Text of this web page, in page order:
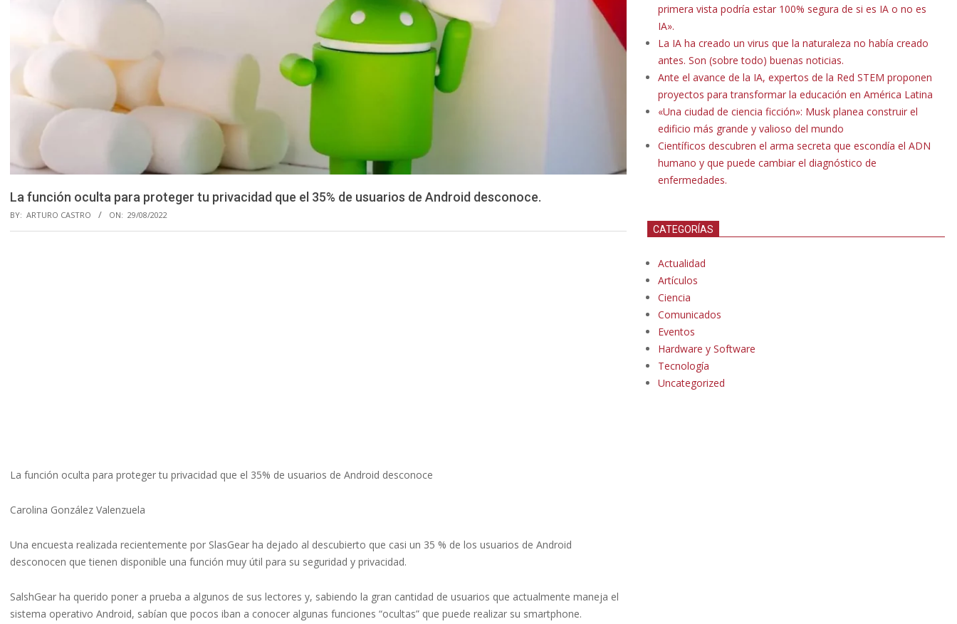
La función oculta para proteger tu privacidad que el 35% de usuarios de Android desconoce.
BY: ARTURO CASTRO ON: 29/08/2022
La función oculta para proteger tu privacidad que el 35% de usuarios de Android desconoce
Carolina González Valenzuela
Una encuesta realizada recientemente por SlasGear ha dejado al descubierto que casi un 35 % de los usuarios de Android
desconocen que tienen disponible una función muy útil para su seguridad y privacidad.
SalshGear ha querido poner a prueba a algunos de sus lectores y, sabiendo la gran cantidad de usuarios que actualmente maneja el
sistema operativo Android, sabían que pocos iban a conocer algunas funciones “ocultas” que puede realizar su smartphone.
primera vista podría estar 100% segura de si es IA o no es
IA».
La IA ha creado un virus que la naturaleza no había creado
antes. Son (sobre todo) buenas noticias.
Ante el avance de la IA, expertos de la Red STEM proponen
proyectos para transformar la educación en América Latina
«Una ciudad de ciencia ficción»: Musk planea construir el
edificio más grande y valioso del mundo
Científicos descubren el arma secreta que escondía el ADN
humano y que puede cambiar el diagnóstico de
enfermedades.
CATEGORÍAS
Actualidad
Artículos
Ciencia
Comunicados
Eventos
Hardware y Software
Tecnología
Uncategorized